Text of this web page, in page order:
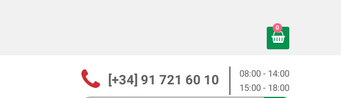
0
08:00 - 14:00
15:00 - 18:00
[+34] 91 721 60 10